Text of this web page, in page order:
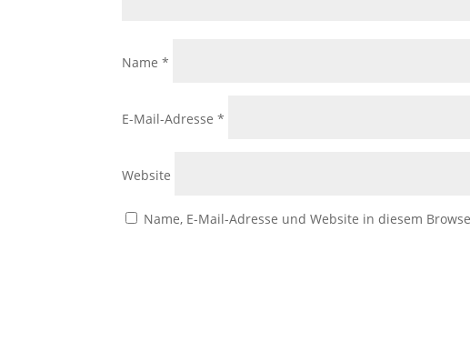
Name*
E-Mail-Adresse*
Website
Name, E-Mail-Adresse und Website in diesem